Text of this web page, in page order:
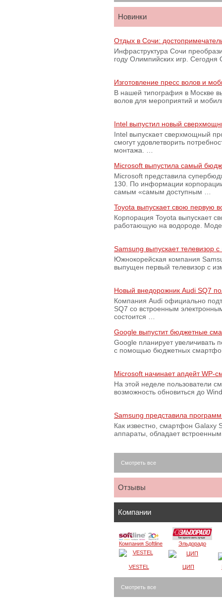
Новинки
Отдых в Сочи:
Инфраструктура Сочи
году Олимпийских игр.
Изготовление пресс волов и
В нашей типография в Москве
волов для мероприятий и
Intel выпустил новый
Intel выпускает сверхмощный
смогут удовлетворить
монтажа. …
Microsoft выпустила самый
Microsoft представила
130. По информации
самым «самым доступным …
Toyota выпускает свою первую
Корпорация Toyota выпускает
работающую на водороде.
Samsung выпускает телевизор
Южнокорейская компания
выпущен первый телевизор с
Новый внедорожник Audi SQ7
Компания Audi официально
SQ7 со встроенным
состоится …
Google выпустит бюджетные
Google планирует увеличивать
с помощью бюджетных
Microsoft начинает апдейт WP-
На этой неделе пользователи
возможность обновиться до
Samsung представила
Как известно, смартфон Galaxy
аппараты, обладает
Смотреть все
Отзывы
Компании
Компания Softline Эльдорадо
VESTEL ЦИП
Смотреть все